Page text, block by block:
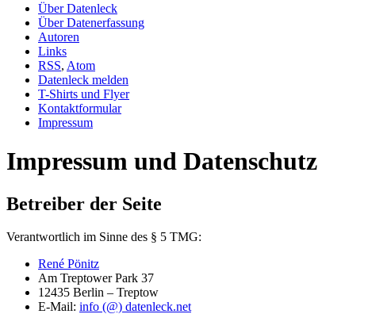
Über Datenleck
Über Datenerfassung
Autoren
Links
RSS, Atom
Datenleck melden
T-Shirts und Flyer
Kontaktformular
Impressum
Impressum und Datenschutz
Betreiber der Seite
Verantwortlich im Sinne des § 5 TMG:
René Pönitz
Am Treptower Park 37
12435 Berlin – Treptow
E-Mail: info (@) datenleck.net